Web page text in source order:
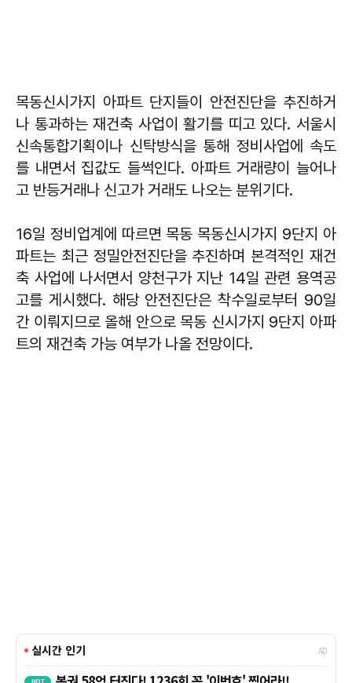
목동신시가지 아파트 단지들이 안전진단을 추진하거
나 통과하는 재건축 사업이 활기를 띠고 있다. 서울시
신속통합기획이나 신탁방식을 통해 정비사업에 속도
를 내면서 집값도 들썩인다. 아파트 거래량이 늘어나
고 반등거래나 신고가 거래도 나오는 분위기다.
16일 정비업계에 따르면 목동 목동신시가지 9단지 아
파트는 최근 정밀안전진단을 추진하며 본격적인 재건
축 사업에 나서면서 양천구가 지난 14일 관련 용역공
고를 게시했다. 해당 안전진단은 착수일로부터 90일
간 이뤄지므로 올해 안으로 목동 신시가지 9단지 아파
트의 재건축 가능 여부가 나올 전망이다.